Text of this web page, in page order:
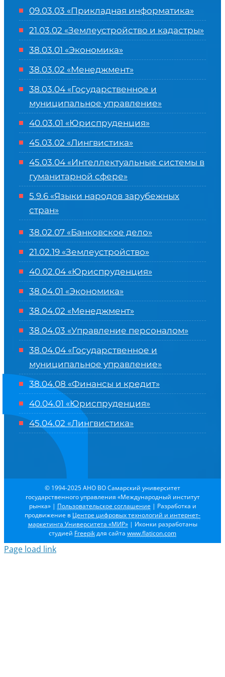
09.03.03 «Прикладная информатика»
21.03.02 «Землеустройство и кадастры»
38.03.01 «Экономика»
38.03.02 «Менеджмент»
38.03.04 «Государственное и
муниципальное управление»
40.03.01 «Юриспруденция»
45.03.02 «Лингвистика»
45.03.04 «Интеллектуальные системы в
гуманитарной сфере»
5.9.6 «Языки народов зарубежных
стран»
38.02.07 «Банковское дело»
21.02.19 «Землеустройство»
40.02.04 «Юриспруденция»
38.04.01 «Экономика»
38.04.02 «Менеджмент»
38.04.03 «Управление персоналом»
38.04.04 «Государственное и
муниципальное управление»
38.04.08 «Финансы и кредит»
40.04.01 «Юриспруденция»
45.04.02 «Лингвистика»
© 1994-2025 АНО ВО Самарский университет
государственного управления «Международный институт
рынка» | Пользовательское соглашение | Разработка и
продвижение в Центре цифровых технологий и интернет-
маркетинга Университета «МИР»| Иконки разработаны
студией Freepikдля сайта www.flaticon.com
Page load link